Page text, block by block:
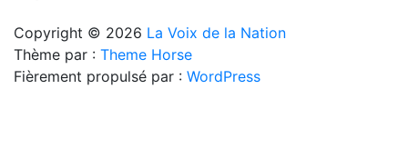
Copyright © 2026 La Voix de la Nation
Thème par : Theme Horse
Fièrement propulsé par : WordPress